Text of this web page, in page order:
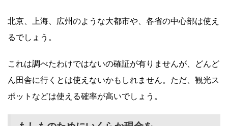
北京、上海、広州のような大都市や、各省の中心部は使え
るでしょう。
これは調べたわけではないの確証が有りませんが、どんど
ん田舎に行くとは使えないかもしれません。ただ、観光ス
ポットなどは使える確率が高いでしょう。